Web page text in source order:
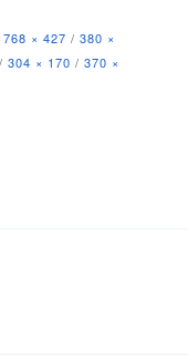
768 × 427 / 380 ×
/ 304 × 170 / 370 ×